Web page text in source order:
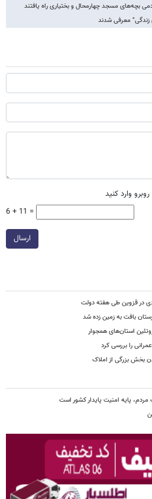
معرفی شدند
وارد کنید
6 + 11 =
ارسال
بافت به زمین زده شد
استان‌های همجوار
را بررسی کرد
بخش بزرگی از املاک
پایه امنیت پایدار کشور است